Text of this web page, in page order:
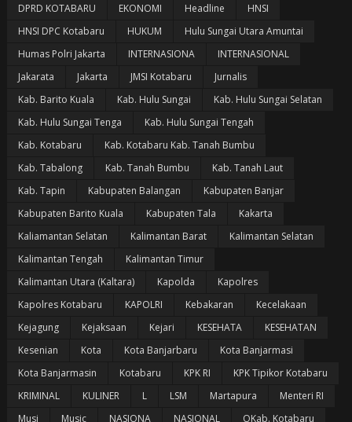
DPRD KOTABARU
EKONOMI Headline
HNSI
HNSI DPC Kotabaru
HUKUM
Hulu Sungai Utara Amuntai
Humas Polri Jakarta
INTERNASIONA
INTERNASIONAL
Jakarata
Jakarta JMSI Kotabaru
Jurnalis
Kab. Barito Kuala
Kab. Hulu Sungai
Kab. Hulu Sungai Selatan
Kab. Hulu Sungai Tenga
Kab. Hulu Sungai Tengah
Kab. Kotabaru
Kab. Kotabaru Kab. Tanah Bumbu
Kab. Tabalong
Kab. Tanah Bumbu
Kab. Tanah Laut
Kab. Tapin
Kabupaten Balangan
Kabupaten Banjar
Kabupaten Barito Kuala
Kabupaten Tala
Kakarta
Kaliamantan Selatan
Kalimantan Barat
Kalimantan Selatan
Kalimantan Tengah
Kalimantan Timur
Kalimantan Utara (Kaltara)
Kapolda
Kapolres
Kapolres Kotabaru
KAPOLRI Kebakaran
Kecelakaan
Kejagung
Kejaksaan Kejari KESEHATA
KESEHATAN
Kesenian
Kota Kota Banjarbaru
Kota Banjarmasi
Kota Banjarmasin
Kotabaru KPK RI
KPK Tipikor Kotabaru
KRIMINAL
KULINER L LSM Martapura
Menteri RI
Musi
Music NASIONA NASIONAL
OKab. Kotabaru